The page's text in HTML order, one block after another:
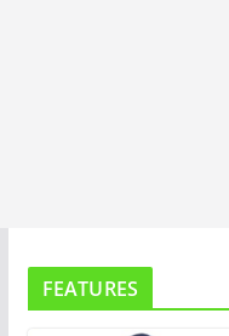
FEATURES